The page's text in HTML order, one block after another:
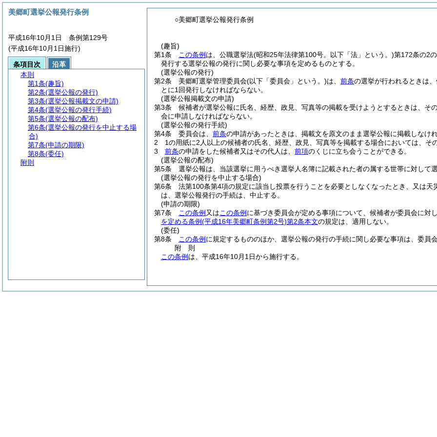
○美郷町選挙公報発行条例
(趣旨)
第1条
この条例 は、公職選挙法(昭和25年法律第100号。以下「法」という。)第172条の2
発行する選挙公報の発行に関し必要な事項を定めるものとする。
(選挙公報の発行)
第2条
美郷町選挙管理委員会(以下「委員会」という。)は、 前条の選挙が行われるときは
とに1回発行しなければならない。
(選挙公報掲載文の申請)
第3条
候補者が選挙公報に氏名、経歴、政見、写真等の掲載を受けようとするときは、そ
会に申請しなければならない。
(選挙公報の発行手続)
第4条
委員会は、 前条の申請があったときは、掲載文を原文のまま選挙公報に掲載しなけれ
2
1の用紙に2人以上の候補者の氏名、経歴、政見、写真等を掲載する場合においては、そ
3
前条の申請をした候補者又はその代人は、 前項のくじに立ち会うことができる。
(選挙公報の配布)
第5条
選挙公報は、当該選挙に用うべき選挙人名簿に記載された者の属する世帯に対して
(選挙公報の発行を中止する場合)
第6条
法第100条第4項の規定に該当し投票を行うことを必要としなくなったとき、又は
は、選挙公報発行の手続は、中止する。
(申請の期限)
第7条
この条例 又はこの条例 に基づき委員会が定める事項について、候補者が委員会に対
を定める条例(平成16年美郷町条例第2号)第2条本文の規定は、適用しない。
(委任)
第8条
この条例 に規定するもののほか、選挙公報の発行の手続に関し必要な事項は、委員会
附 則
この条例 は、平成16年10月1日から施行する。
美郷町選挙公報発行条例
平成16年10月1日 条例第129号
(平成16年10月1日施行)
条項目次
沿革
本則
第1条(趣旨)
第2条(選挙公報の発行)
第3条(選挙公報掲載文の申請)
第4条(選挙公報の発行手続)
第5条(選挙公報の配布)
第6条(選挙公報の発行を中止する場
合)
第7条(申請の期限)
第8条(委任)
附則